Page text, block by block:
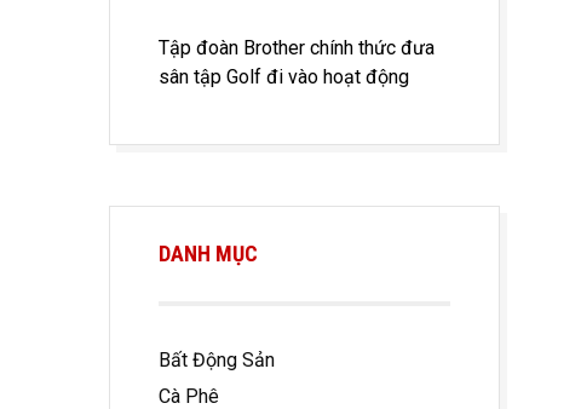
Tập đoàn Brother chính thức đưa
sân tập Golf đi vào hoạt động
DANH MỤC
Bất Động Sản
Cà Phê